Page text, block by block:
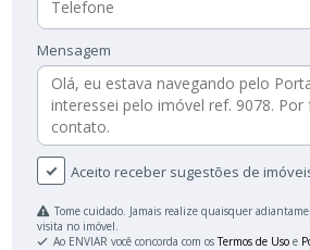
Mensagem
Aceito receber sugestões de
Tome cuidado. Jamais realize quaisquer
visita no imóvel.
Ao ENVIAR você concorda com osTermos de Uso e